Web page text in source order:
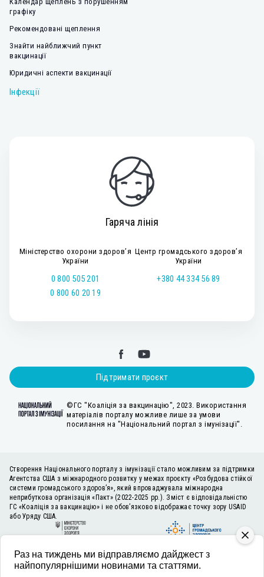
графіку
Рекомендовані щеплення
Знайти найближчий пункт
вакцинації
Юридичні аспекти вакцинації
Інфекції
Гаряча лінія
Міністерство охорони здоров’я
України
0 800 505 201
0 800 60 20 19
Центр громадського здоров’я
України
+380 44 334 56 89
Підтримати проєкт
©ГС "Коаліція за вакцинацію", 2023. Використання
матеріалів порталу можливе лише за умови
посилання на "Національний портал з імунізації".
Створення Національного порталу з імунізації стало можливим за підтримки
Агентства США з міжнародного розвитку у межах проєкту «Розбудова стійкої
системи громадського здоров’я», який впроваджувала міжнародна
неприбуткова організація «Пакт» (2022-2025 рр.). Зміст є відповідальністю
ГС «Коаліція за вакцинацію» і не обов’язково відображає точку зору USAID
або Уряду США.
Раз на тиждень ми відправляємо дайджест з
найпопулярнішими новинами та статтями.